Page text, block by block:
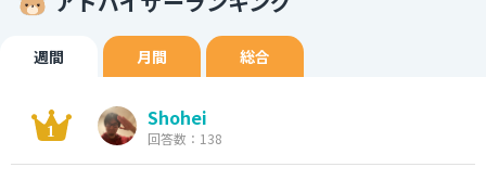
週間 月間 総合
Shohei
回答数：138